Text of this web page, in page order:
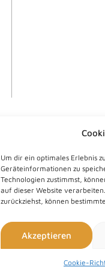
Um dir ein optimales Erlebnis
Geräteinformationen zu
Technologien zustimmst,
auf dieser Website
zurückziehst, können
Akzeptieren
Cookie-